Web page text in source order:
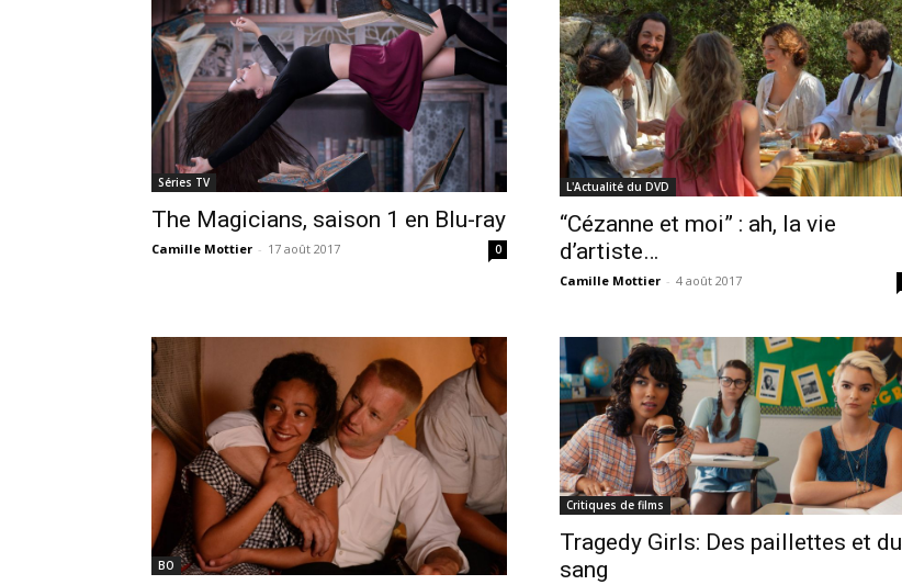
Séries TV
The Magicians, saison 1 en Blu-ray
Camille Mottier - 17 août 2017 0
L'Actualité du DVD
“Cézanne et moi” : ah, la vie
d’artiste…
Camille Mottier - 4 août 2017
BO
Critiques de films
Tragedy Girls: Des paillettes et du
sang